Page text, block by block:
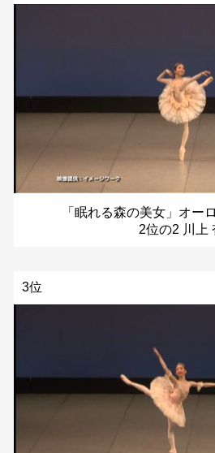
「眠れる森の美女」オー
2位の2 川上
3位